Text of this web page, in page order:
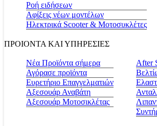
Ροή ειδήσεων
Αφίξεις νέων μοντέλων
Ηλεκτρικά Scooter & Μοτοσυκλέτες
ΠΡΟΙΟΝΤΑ ΚΑΙ ΥΠΗΡΕΣΙΕΣ
Νέα Προϊόντα σήμερα
Αγόρασε προϊόντα
Ευρετήριο Επαγγελματιών
Αξεσουάρ Αναβάτη
Αξεσουάρ Μοτοσικλέτας
Αfter